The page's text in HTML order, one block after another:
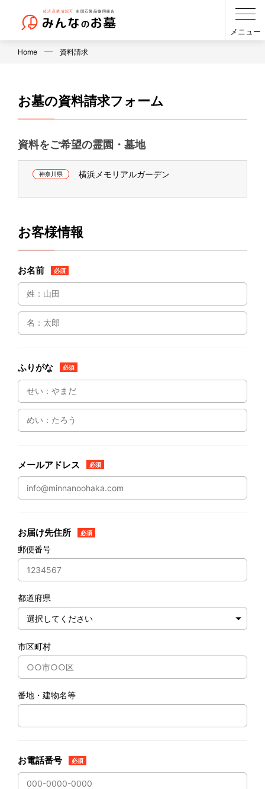
メニュー
Home 資料請求
お墓の資料請求フォーム
資料をご希望の霊園・墓地
神奈川県 横浜メモリアルガーデン
お客様情報
お名前 必須
ふりがな 必須
メールアドレス 必須
お届け先住所 必須
郵便番号
都道府県
市区町村
番地・建物名等
お電話番号 必須